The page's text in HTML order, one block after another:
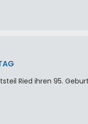
Ried ihren 95.